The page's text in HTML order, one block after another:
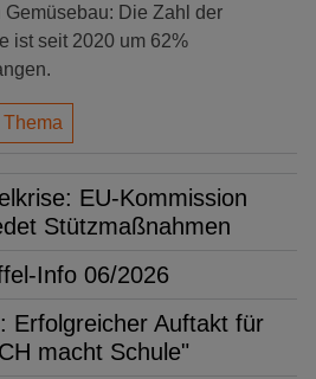
Gemüsebau: Die Zahl der
ist seit 2020 um 62%
Thema
EU-Kommission
Stützmaßnahmen
Info 06/2026
Erfolgreicher Auftakt für
macht Schule"